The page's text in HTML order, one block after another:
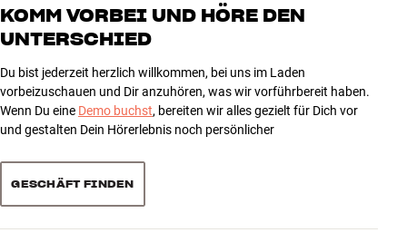
1. JONAH BLACKSMITH- Entangled Strings (4:19)
2. APOCALYPTICA- Nothing Else Matters (4:46)
3. STAN GETZ- The Girl From Ipanema (5:25)
4
3
1 0
KOMM VORBEI UND HÖRE DEN
UNTERSCHIED
Du bist jederzeit herzlich willkommen, bei uns im Laden
vorbeizuschauen und Dir anzuhören, was wir vorführbereit haben.
Wenn Du eine Demo buchst, bereiten wir alles gezielt für Dich vor
und gestalten Dein Hörerlebnis noch persönlicher
GESCHÄFT FINDEN